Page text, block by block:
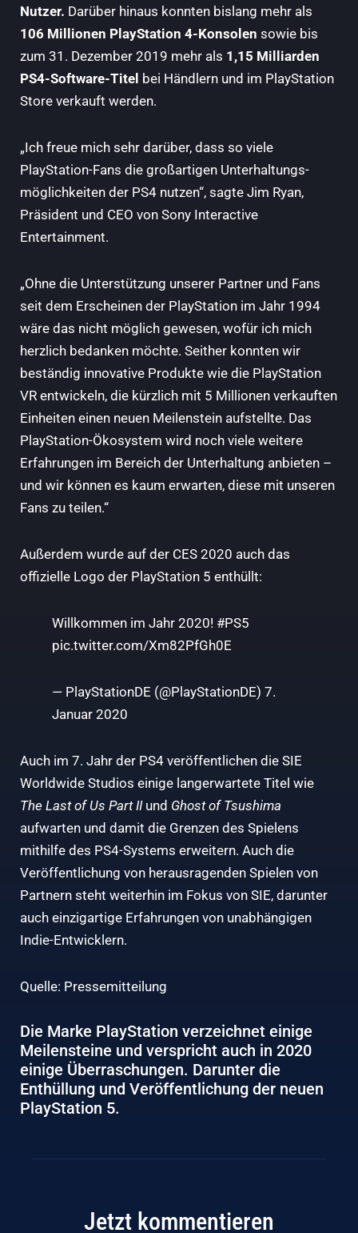
Nutzer. Darüber hinaus konnten bislang mehr als
106 Millionen PlayStation 4-Konsolen sowie bis
zum 31. Dezember 2019 mehr als 1,15 Milliarden
PS4-Software-Titel bei Händlern und im PlayStation
Store verkauft werden.
„Ich freue mich sehr darüber, dass so viele
PlayStation-Fans die großartigen Unterhaltungs­
möglichkeiten der PS4 nutzen“, sagte Jim Ryan,
Präsident und CEO von Sony Interactive
Entertainment.
„Ohne die Unterstützung unserer Partner und Fans
seit dem Erscheinen der PlayStation im Jahr 1994
wäre das nicht möglich gewesen, wofür ich mich
herzlich bedanken möchte. Seither konnten wir
beständig innovative Produkte wie die PlayStation
VR entwickeln, die kürzlich mit 5 Millionen verkauften
Einheiten einen neuen Meilenstein aufstellte. Das
PlayStation-Ökosystem wird noch viele weitere
Erfahrungen im Bereich der Unterhaltung anbieten –
und wir können es kaum erwarten, diese mit unseren
Fans zu teilen.“
Außerdem wurde auf der CES 2020 auch das
offizielle Logo der PlayStation 5 enthüllt:
Willkommen im Jahr 2020! #PS5
pic.twitter.com/Xm82PfGh0E
— PlayStationDE (@PlayStationDE) 7.
Januar 2020
Auch im 7. Jahr der PS4 veröffentlichen die SIE
Worldwide Studios einige langerwartete Titel wie
The Last of Us Part IIund Ghost of Tsushima
aufwarten und damit die Grenzen des Spielens
mithilfe des PS4-Systems erweitern. Auch die
Veröffentlichung von herausragenden Spielen von
Partnern steht weiterhin im Fokus von SIE, darunter
auch einzigartige Erfahrungen von unabhängigen
Indie-Entwicklern.
Quelle: Pressemitteilung
Die Marke PlayStation verzeichnet einige
Meilensteine und verspricht auch in 2020
einige Überraschungen. Darunter die
Enthüllung und Veröffentlichung der neuen
PlayStation 5.
Jetzt kommentieren